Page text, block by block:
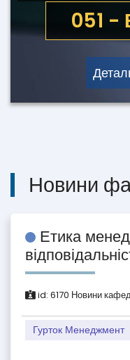
051 -
Новини
Етика
id: 6170 Новини
Гурток Менеджмент